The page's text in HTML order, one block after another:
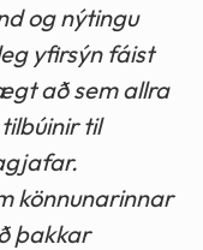
og nýtingu
yfirsýn fáist
að sem allra
til
könnunarinnar
þakkar